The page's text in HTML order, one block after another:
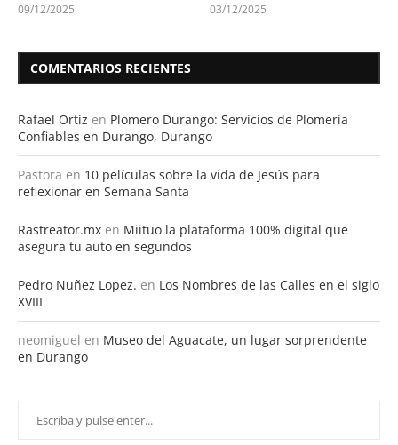
09/12/2025 03/12/2025
COMENTARIOS RECIENTES
Rafael Ortiz en Plomero Durango: Servicios de Plomería
Confiables en Durango, Durango
Pastora en 10 películas sobre la vida de Jesús para
reflexionar en Semana Santa
Rastreator.mx en Miituo la plataforma 100% digital que
asegura tu auto en segundos
Pedro Nuñez Lopez. en Los Nombres de las Calles en el siglo
XVIII
neomiguel en Museo del Aguacate, un lugar sorprendente
en Durango